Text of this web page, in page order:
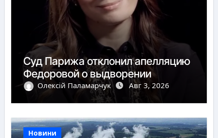
Суд Парижа отклонил апелляцию
Федоровой о выдворении
Олексій Паламарчук Авг 3, 2026
Новини